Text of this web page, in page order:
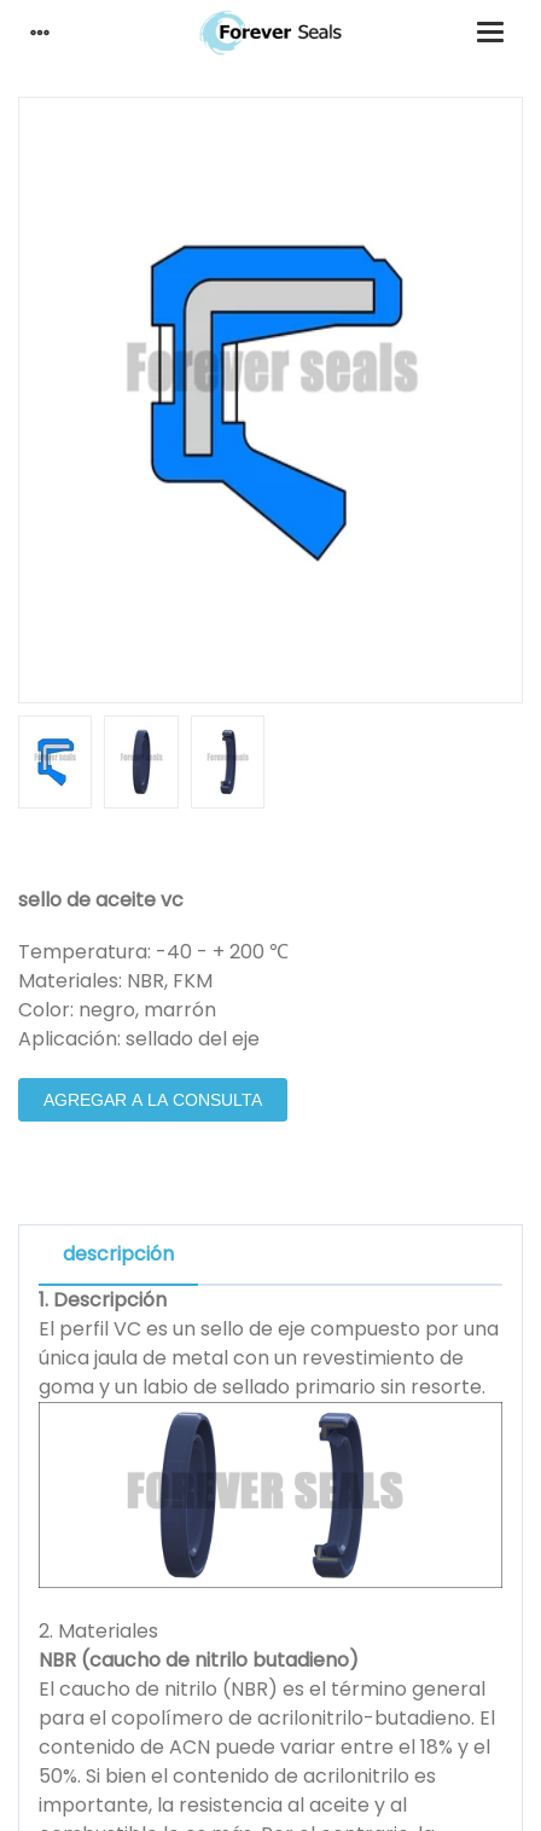
sello de aceite vc
Temperatura: -40 - + 200 ℃
Materiales: NBR, FKM
Color: negro, marrón
Aplicación: sellado del eje
AGREGAR A LA CONSULTA
descripción
1. Descripción
El perfil VC es un sello de eje compuesto por una
única jaula de metal con un revestimiento de
goma y un labio de sellado primario sin resorte.
2. Materiales
NBR (caucho de nitrilo butadieno)
El caucho de nitrilo (NBR) es el término general
para el copolímero de acrilonitrilo-butadieno. El
contenido de ACN puede variar entre el 18% y el
50%. Si bien el contenido de acrilonitrilo es
importante, la resistencia al aceite y al